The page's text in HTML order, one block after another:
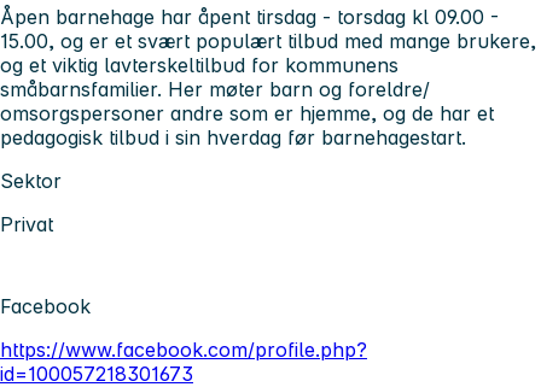
Åpen barnehage har åpent tirsdag - torsdag kl 09.00 -
15.00, og er et svært populært tilbud med mange brukere,
og et viktig lavterskeltilbud for kommunens
småbarnsfamilier. Her møter barn og foreldre/
omsorgspersoner andre som er hjemme, og de har et
pedagogisk tilbud i sin hverdag før barnehagestart.
Sektor
Privat
Facebook
https://www.facebook.com/profile.php?
id=100057218301673